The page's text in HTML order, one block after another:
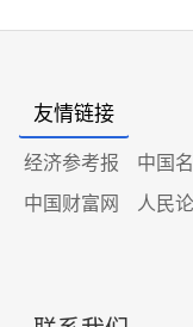
友情链接
经济参考报 中国
中国财富网
人民